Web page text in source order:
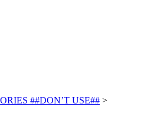
##DON’T USE## >